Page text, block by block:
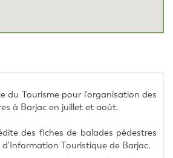
du Tourisme pour l'organisation des
à Barjac en juillet et août.
des fiches de balades pédestres
d'Information Touristique de Barjac.